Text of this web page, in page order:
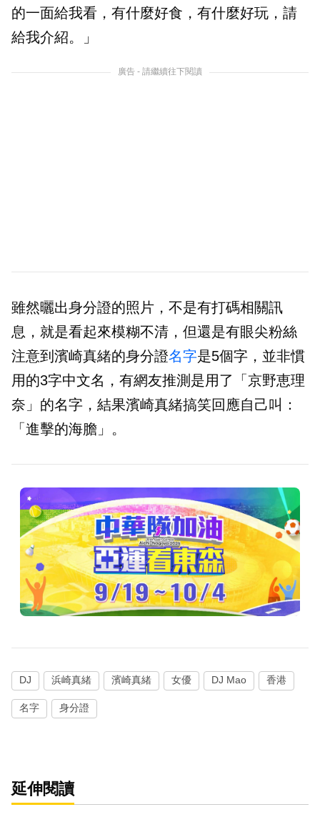
的一面給我看，有什麼好食，有什麼好玩，請
給我介紹。」
廣告 - 請繼續往下閱讀
雖然曬出身分證的照片，不是有打碼相關訊
息，就是看起來模糊不清，但還是有眼尖粉絲
注意到濱崎真緒的身分證名字是5個字，並非慣
用的3字中文名，有網友推測是用了「京野恵理
奈」的名字，結果濱崎真緒搞笑回應自己叫：
「進擊的海膽」。
DJ 浜崎真緒 濱崎真緒 女優 DJ Mao 香港
名字 身分證
延伸閱讀